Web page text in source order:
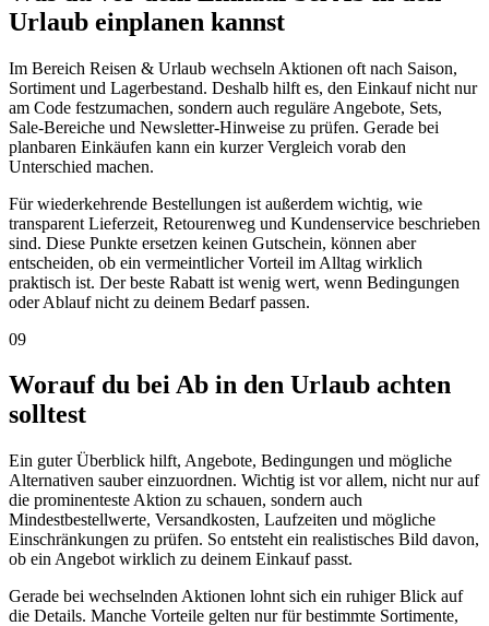
Urlaub einplanen kannst
Im Bereich Reisen & Urlaub wechseln Aktionen oft nach Saison,
Sortiment und Lagerbestand. Deshalb hilft es, den Einkauf nicht nur
am Code festzumachen, sondern auch reguläre Angebote, Sets,
Sale-Bereiche und Newsletter-Hinweise zu prüfen. Gerade bei
planbaren Einkäufen kann ein kurzer Vergleich vorab den
Unterschied machen.
Für wiederkehrende Bestellungen ist außerdem wichtig, wie
transparent Lieferzeit, Retourenweg und Kundenservice beschrieben
sind. Diese Punkte ersetzen keinen Gutschein, können aber
entscheiden, ob ein vermeintlicher Vorteil im Alltag wirklich
praktisch ist. Der beste Rabatt ist wenig wert, wenn Bedingungen
oder Ablauf nicht zu deinem Bedarf passen.
09
Worauf du bei Ab in den Urlaub achten
solltest
Ein guter Überblick hilft, Angebote, Bedingungen und mögliche
Alternativen sauber einzuordnen. Wichtig ist vor allem, nicht nur auf
die prominenteste Aktion zu schauen, sondern auch
Mindestbestellwerte, Versandkosten, Laufzeiten und mögliche
Einschränkungen zu prüfen. So entsteht ein realistisches Bild davon,
ob ein Angebot wirklich zu deinem Einkauf passt.
Gerade bei wechselnden Aktionen lohnt sich ein ruhiger Blick auf
die Details. Manche Vorteile gelten nur für bestimmte Sortimente,